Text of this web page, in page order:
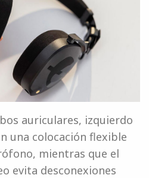
auriculares, izquierdo
una colocación flexible
mientras que el
evita desconexiones